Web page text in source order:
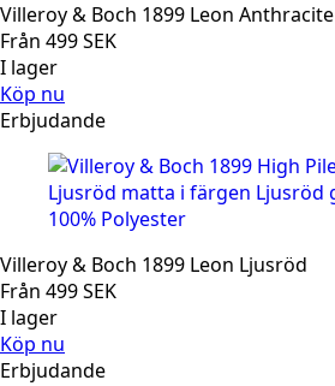
Villeroy & Boch 1899 Leon Anthracite
Från 499SEK
I lager
Köp nu
Erbjudande
Villeroy & Boch 1899 Leon Ljusröd
Från 499SEK
I lager
Köp nu
Erbjudande